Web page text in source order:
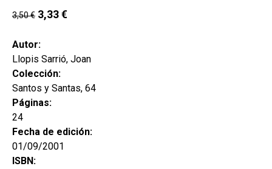
CONTACTO
BUSCAR
CAT
ESP
3,50€ 3,33€
Autor:
Llopis Sarrió, Joan
Colección:
Santos y Santas, 64
Páginas:
24
Fecha de edición:
01/09/2001
ISBN: